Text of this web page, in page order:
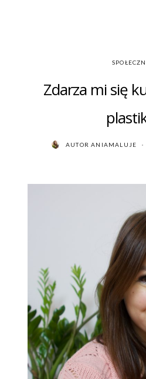
Zdarza mi się
AUTORANIAMALUJE